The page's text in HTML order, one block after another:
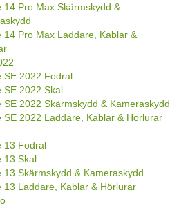
14 Pro Max Skärmskydd &
14 Pro Max Laddare, Kablar &
SE 2022 Fodral
SE 2022 Skal
SE 2022 Skärmskydd & Kameraskydd
SE 2022 Laddare, Kablar & Hörlurar
13 Fodral
13 Skal
13 Skärmskydd & Kameraskydd
13 Laddare, Kablar & Hörlurar